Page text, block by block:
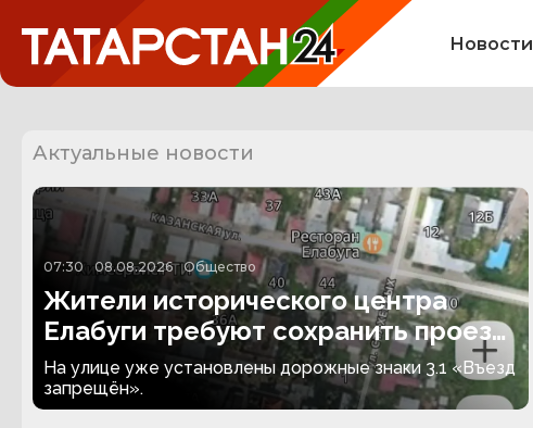
Новости
Актуальные новости
07:30 08.08.2026 Общество
Жители исторического центра
Елабуги требуют сохранить проезд
по улице Казанской
На улице уже установлены дорожные знаки 3.1 «Въезд
запрещён».